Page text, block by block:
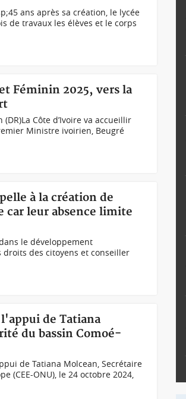
ans après sa création, le lycée
de travaux les élèves et le corps
Féminin 2025, vers la
Côte d’Ivoire va accueillir
Ministre ivoirien, Beugré
à la création de
leur absence limite
le développement
des citoyens et conseiller
de Tatiana
du bassin Comoé-
de Tatiana Molcean, Secrétaire
(CEE-ONU), le 24 octobre 2024,